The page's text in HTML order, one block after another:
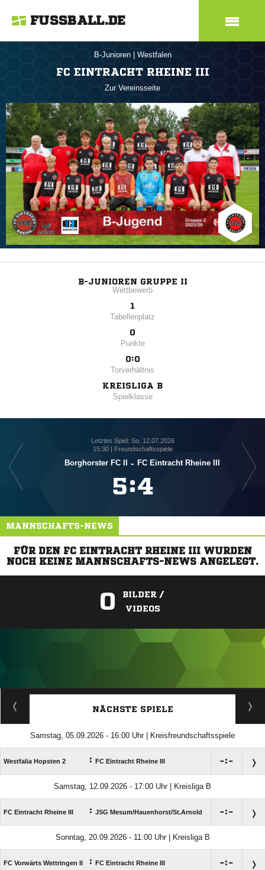
FUSSBALL.DE
B-Junioren Westfalen
FC EINTRACHT RHEINE III
Zur Vereinsseite
B-JUNIOREN GRUPPE II
Wettbewerb
1
Tabellenplatz
0
Punkte
0:0
Torverhältnis
KREISLIGA B
Spielklasse
Letztes Spiel: So, 12.07.2026
15:30 | Freundschaftsspiele
Borghorster FC II - FC Eintracht Rheine III
:
MANNSCHAFTS-NEWS
FÜR DEN FC EINTRACHT RHEINE III WURDEN
NOCH KEINE MANNSCHAFTS-NEWS ANGELEGT.
0
BILDER /
VIDEOS
ANZEIGE
NÄCHSTE SPIELE
Samstag, 05.09.2026 - 16:00 Uhr | Kreisfreundschaftsspiele
Westfalia Hopsten 2 : FC Eintracht Rheine III :
Samstag, 12.09.2026 - 17:00 Uhr | Kreisliga B
FC Eintracht Rheine III : JSG Mesum/​Hauenhorst/​St.Arnold :
Sonntag, 20.09.2026 - 11:00 Uhr | Kreisliga B
FC Vorwärts Wettringen II : FC Eintracht Rheine III :